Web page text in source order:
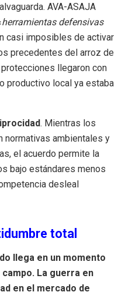
AVA-ASAJA
herramientas defensivas
casi imposibles de activar
precedentes del arroz de
llegaron con
productivo local ya estaba
. Mientras los
normativas ambientales y
el acuerdo permite la
bajo estándares menos
desleal
total
llega en un momento
La guerra en
en el mercado de